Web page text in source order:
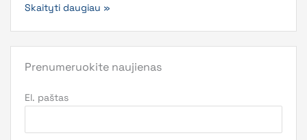
Skaityti daugiau »
Prenumeruokite naujienas
El. paštas